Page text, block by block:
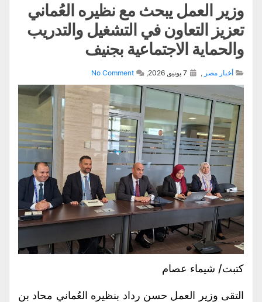
وزير العمل يبحث مع نظيره العُماني
تعزيز التعاون في التشغيل والتدريب
والحماية الاجتماعية بجنيف
أخبار مصر ,
No Comment
كتبت/ شيماء عصام
التقى وزير العمل حسن رداد بنظيره العُماني محاد بن